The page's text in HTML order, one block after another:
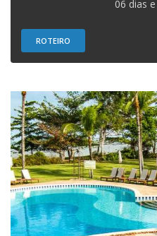
06 dias
ROTEIRO